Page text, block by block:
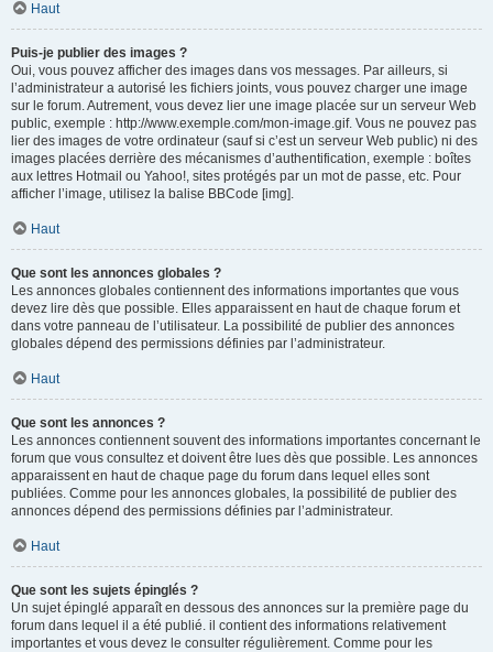
Haut
Puis-je publier des images ?
Oui, vous pouvez afficher des images dans vos messages. Par ailleurs, si
l’administrateur a autorisé les fichiers joints, vous pouvez charger une image
sur le forum. Autrement, vous devez lier une image placée sur un serveur Web
public, exemple : http://www.exemple.com/mon-image.gif. Vous ne pouvez pas
lier des images de votre ordinateur (sauf si c’est un serveur Web public) ni des
images placées derrière des mécanismes d’authentification, exemple : boîtes
aux lettres Hotmail ou Yahoo!, sites protégés par un mot de passe, etc. Pour
afficher l’image, utilisez la balise BBCode [img].
Haut
Que sont les annonces globales ?
Les annonces globales contiennent des informations importantes que vous
devez lire dès que possible. Elles apparaissent en haut de chaque forum et
dans votre panneau de l’utilisateur. La possibilité de publier des annonces
globales dépend des permissions définies par l’administrateur.
Haut
Que sont les annonces ?
Les annonces contiennent souvent des informations importantes concernant le
forum que vous consultez et doivent être lues dès que possible. Les annonces
apparaissent en haut de chaque page du forum dans lequel elles sont
publiées. Comme pour les annonces globales, la possibilité de publier des
annonces dépend des permissions définies par l’administrateur.
Haut
Que sont les sujets épinglés ?
Un sujet épinglé apparaît en dessous des annonces sur la première page du
forum dans lequel il a été publié. il contient des informations relativement
importantes et vous devez le consulter régulièrement. Comme pour les